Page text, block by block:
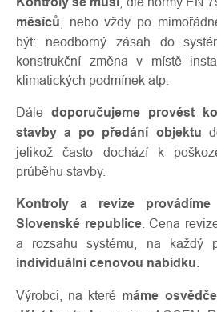
měsíců , nebo vždy po
být: neodborný zásah do
konstrukční změna v místě
klimatických podmínek atp.
Dále doporučujeme provést
stavby a po předání objektu
jelikož často dochází k
průběhu stavby.
Kontroly a revize
Slovenské republice. Cena
a rozsahu systému, na každý
individuální cenovou nabídku
Výrobci, na které máme